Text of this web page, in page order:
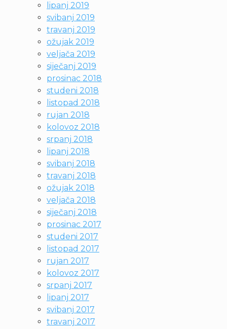
lipanj 2019
svibanj 2019
travanj 2019
ožujak 2019
veljača 2019
siječanj 2019
prosinac 2018
studeni 2018
listopad 2018
rujan 2018
kolovoz 2018
srpanj 2018
lipanj 2018
svibanj 2018
travanj 2018
ožujak 2018
veljača 2018
siječanj 2018
prosinac 2017
studeni 2017
listopad 2017
rujan 2017
kolovoz 2017
srpanj 2017
lipanj 2017
svibanj 2017
travanj 2017